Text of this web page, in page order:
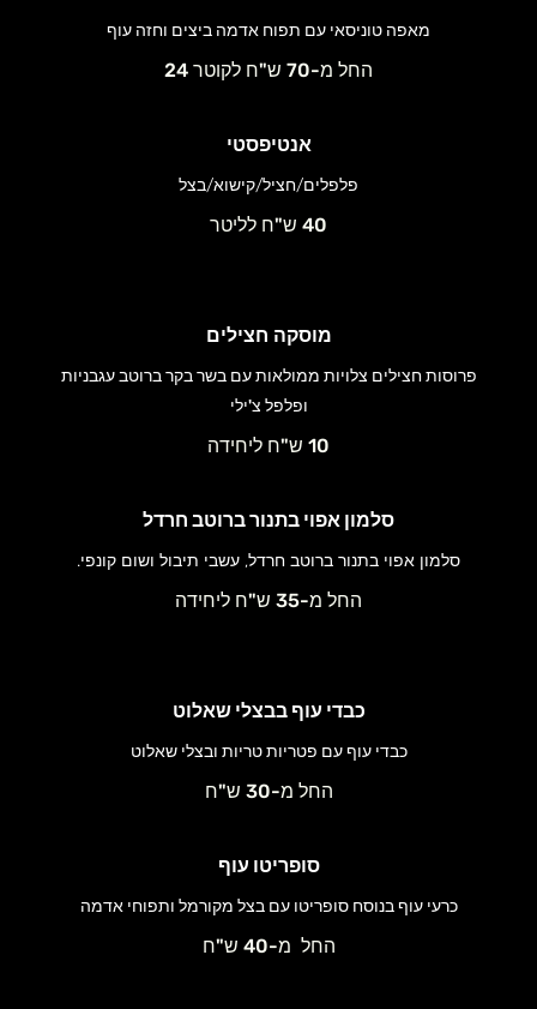
מאפה טוניסאי עם תפוח אדמה ביצים וחזה עוף
החל מ-70 ש"ח לקוטר 24
אנטיפסטי
פלפלים/חציל/קישוא/בצל
40 ש"ח לליטר
מוסקה חצילים
פרוסות חצילים צלויות ממולאות עם בשר בקר ברוטב עגבניות
ופלפל צ'ילי
10 ש"ח ליחידה
סלמון אפוי בתנור ברוטב חרדל
סלמון אפוי בתנור ברוטב חרדל, עשבי תיבול ושום קונפי.
החל מ-35 ש"ח ליחידה
כבדי עוף בבצלי שאלוט
כבדי עוף עם פטריות טריות ובצלי שאלוט
החל מ-30 ש"ח
סופריטו עוף
כרעי עוף בנוסח סופריטו עם בצל מקורמל ותפוחי אדמה
החל מ-40 ש"ח